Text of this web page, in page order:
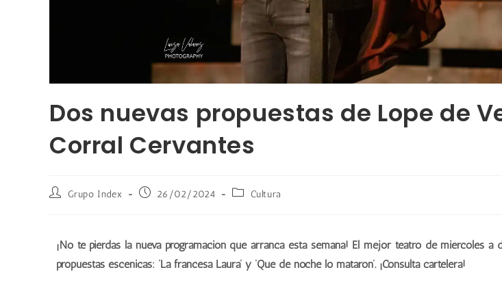
Dos nuevas propuestas de Lope de
Corral Cervantes
Grupo Index 26/02/2024 Cultura
¡No te pierdas la nueva programación que arranca esta semana! El mejor teatro de miércoles a
propuestas escénicas: ‘La francesa Laura’ y ‘Que de noche lo mataron’. ¡Consulta cartelera!